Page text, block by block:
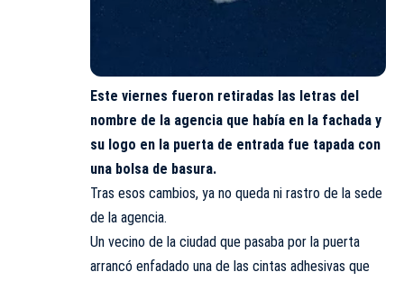
Este viernes fueron retiradas las letras del
nombre de la agencia que había en la fachada y
su logo en la puerta de entrada fue tapada con
una bolsa de basura.
Tras esos cambios, ya no queda ni rastro de la sede
de la agencia.
Un vecino de la ciudad que pasaba por la puerta
arrancó enfadado una de las cintas adhesivas que